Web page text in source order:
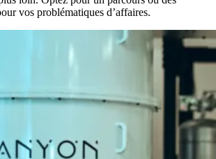
vos problématiques d’affaires.